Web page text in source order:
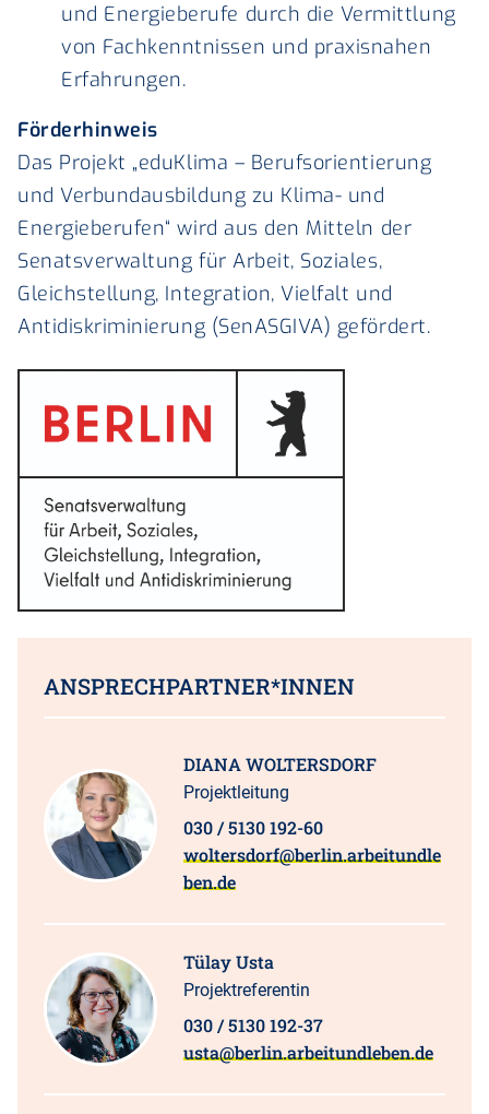
und Energieberufe durch die Vermittlung
von Fachkenntnissen und praxisnahen
Erfahrungen.
Förderhinweis
Das Projekt „eduKlima – Berufsorientierung
und Verbundausbildung zu Klima- und
Energieberufen“ wird aus den Mitteln der
Senatsverwaltung für Arbeit, Soziales,
Gleichstellung, Integration, Vielfalt und
Antidiskriminierung (SenASGIVA) gefördert.
ANSPRECHPARTNER*INNEN
DIANA WOLTERSDORF
Projektleitung
030 / 5130 192-60
woltersdorf@berlin.arbeitundle
ben.de
Tülay Usta
Projektreferentin
030 / 5130 192-37
usta@berlin.arbeitundleben.de